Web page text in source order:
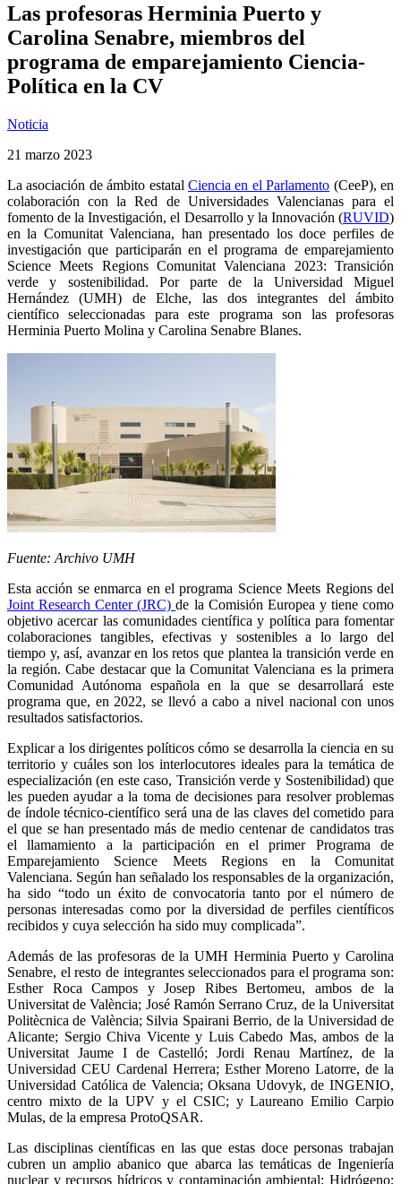
Las profesoras Herminia Puerto y
Carolina Senabre, miembros del
programa de emparejamiento Ciencia-
Política en la CV
Noticia
21 marzo 2023
La asociación de ámbito estatal Ciencia en el Parlamento (CeeP), en
colaboración con la Red de Universidades Valencianas para el
fomento de la Investigación, el Desarrollo y la Innovación (RUVID)
en la Comunitat Valenciana, han presentado los doce perfiles de
investigación que participarán en el programa de emparejamiento
Science Meets Regions Comunitat Valenciana 2023: Transición
verde y sostenibilidad. Por parte de la Universidad Miguel
Hernández (UMH) de Elche, las dos integrantes del ámbito
científico seleccionadas para este programa son las profesoras
Herminia Puerto Molina y Carolina Senabre Blanes.
Fuente: Archivo UMH
Esta acción se enmarca en el programa Science Meets Regions del
Joint Research Center (JRC)de la Comisión Europea y tiene como
objetivo acercar las comunidades científica y política para fomentar
colaboraciones tangibles, efectivas y sostenibles a lo largo del
tiempo y, así, avanzar en los retos que plantea la transición verde en
la región. Cabe destacar que la Comunitat Valenciana es la primera
Comunidad Autónoma española en la que se desarrollará este
programa que, en 2022, se llevó a cabo a nivel nacional con unos
resultados satisfactorios.
Explicar a los dirigentes políticos cómo se desarrolla la ciencia en su
territorio y cuáles son los interlocutores ideales para la temática de
especialización (en este caso, Transición verde y Sostenibilidad) que
les pueden ayudar a la toma de decisiones para resolver problemas
de índole técnico-científico será una de las claves del cometido para
el que se han presentado más de medio centenar de candidatos tras
el llamamiento a la participación en el primer Programa de
Emparejamiento Science Meets Regions en la Comunitat
Valenciana. Según han señalado los responsables de la organización,
ha sido “todo un éxito de convocatoria tanto por el número de
personas interesadas como por la diversidad de perfiles científicos
recibidos y cuya selección ha sido muy complicada”.
Además de las profesoras de la UMH Herminia Puerto y Carolina
Senabre, el resto de integrantes seleccionados para el programa son:
Esther Roca Campos y Josep Ribes Bertomeu, ambos de la
Universitat de València; José Ramón Serrano Cruz, de la Universitat
Politècnica de València; Silvia Spairani Berrio, de la Universidad de
Alicante; Sergio Chiva Vicente y Luis Cabedo Mas, ambos de la
Universitat Jaume I de Castelló; Jordi Renau Martínez, de la
Universidad CEU Cardenal Herrera; Esther Moreno Latorre, de la
Universidad Católica de Valencia; Oksana Udovyk, de INGENIO,
centro mixto de la UPV y el CSIC; y Laureano Emilio Carpio
Mulas, de la empresa ProtoQSAR.
Las disciplinas científicas en las que estas doce personas trabajan
cubren un amplio abanico que abarca las temáticas de Ingeniería
nuclear y recursos hídricos y contaminación ambiental; Hidrógeno;